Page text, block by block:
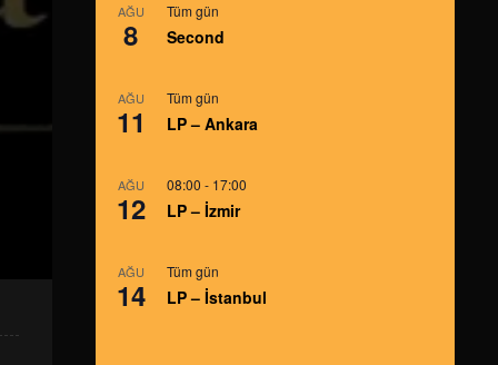
AĞU
8
Tüm gün
Second
AĞU
11
Tüm gün
LP – Ankara
AĞU
12
08:00 - 17:00
LP – İzmir
AĞU
14
Tüm gün
LP – İstanbul